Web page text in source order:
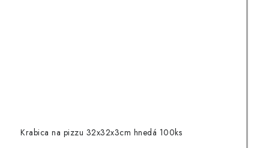
Krabica na pizzu 32x32x3cm hnedá 100ks